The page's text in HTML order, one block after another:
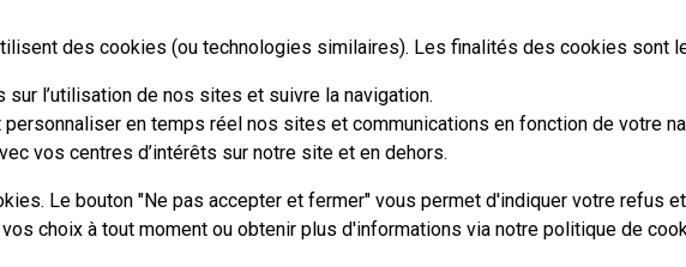
des cookies (ou technologies similaires). Les finalités des cookies sont
l’utilisation de nos sites et suivre la navigation.
en temps réel nos sites et communications en fonction de votre
vos centres d’intérêts sur notre site et en dehors.
Le bouton "Ne pas accepter et fermer" vous permet d'indiquer votre refus
choix à tout moment ou obtenir plus d'informations via notre politique de